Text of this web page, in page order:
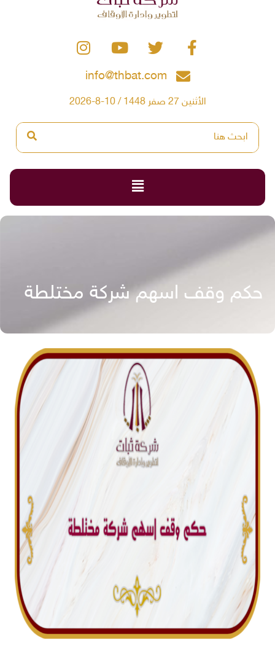
info@thbat.com
الأثنين 27 صفر 1448 / 10-8-2026
حكم وقف اسهم شركة مختلطة